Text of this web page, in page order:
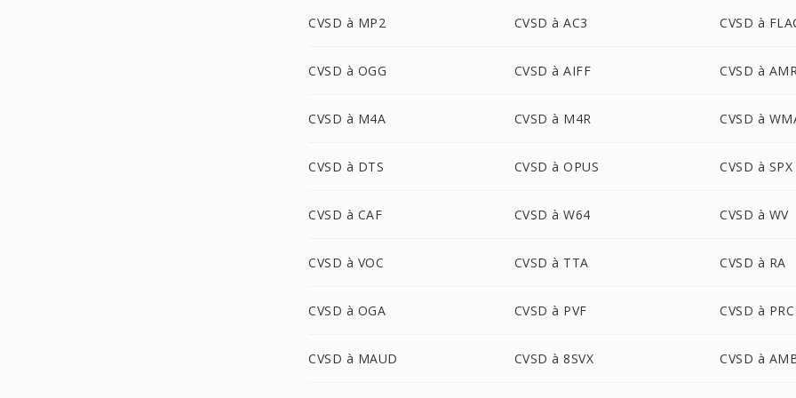
CVSD à MP2 CVSD à AC3 CVSD à
CVSD à OGG CVSD à AIFF CVSD à
CVSD à M4A CVSD à M4R CVSD à
CVSD à DTS CVSD à OPUS CVSD à SPX
CVSD à CAF CVSD à W64 CVSD à WV
CVSD à VOC CVSD à TTA CVSD à RA
CVSD à OGA CVSD à PVF CVSD à PRC
CVSD à MAUD CVSD à 8SVX CVSD à